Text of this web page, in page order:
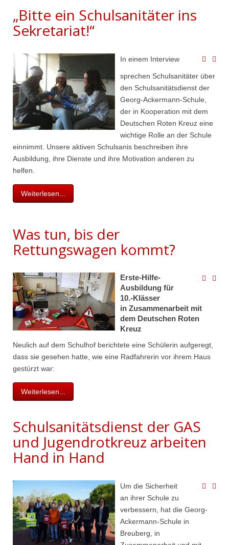
„Bitte ein Schulsanitäter ins
Sekretariat!“
In einem Interview
sprechen Schulsanitäter über
den Schulsanitätsdienst der
Georg-Ackermann-Schule,
der in Kooperation mit dem
Deutschen Roten Kreuz eine
wichtige Rolle an der Schule
einnimmt. Unsere aktiven Schulsanis beschreiben ihre
Ausbildung, ihre Dienste und ihre Motivation anderen zu
helfen.
Weiterlesen...
Was tun, bis der
Rettungswagen kommt?
Erste-Hilfe-
Ausbildung für
10.‑Klässer
in Zusammenarbeit mit
dem Deutschen Roten
Kreuz
Neulich auf dem Schulhof berichtete eine Schülerin aufgeregt,
dass sie gesehen hatte, wie eine Radfahrerin vor ihrem Haus
gestürzt war:
Weiterlesen...
Schulsanitätsdienst der GAS
und Jugendrotkreuz arbeiten
Hand in Hand
Um die Sicherheit
an ihrer Schule zu
verbessern, hat die Georg-
Ackermann-Schule in
Breuberg, in